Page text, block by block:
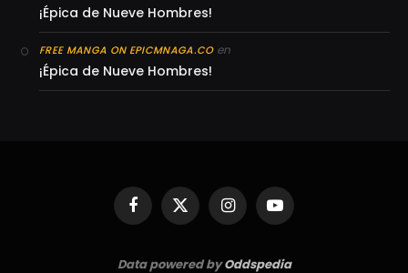
¡Épica de Nueve Hombres!
FREE MANGA ON EPICMNAGA.COen
¡Épica de Nueve Hombres!
Facebook
X
(Twitter)
InstagramYouTube
Data powered byOddspedia